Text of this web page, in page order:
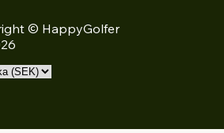
© HappyGolfer